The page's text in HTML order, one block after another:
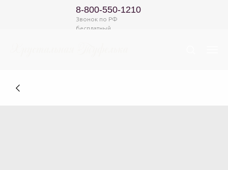
8-800-550-1210
Звонок по РФ
бесплатный